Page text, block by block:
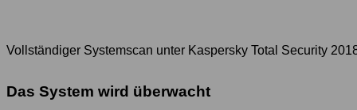
Vollständiger Systemscan unter Kaspersky Total Security
Das System wird überwacht